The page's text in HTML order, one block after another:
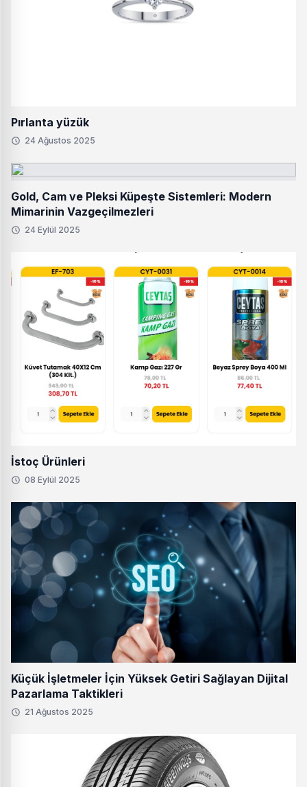
Pırlanta yüzük
24 Ağustos 2025
Gold, Cam ve Pleksi Küpeşte Sistemleri: Modern
Mimarinin Vazgeçilmezleri
24 Eylül 2025
İstoç Ürünleri
08 Eylül 2025
Küçük İşletmeler İçin Yüksek Getiri Sağlayan Dijital
Pazarlama Taktikleri
21 Ağustos 2025